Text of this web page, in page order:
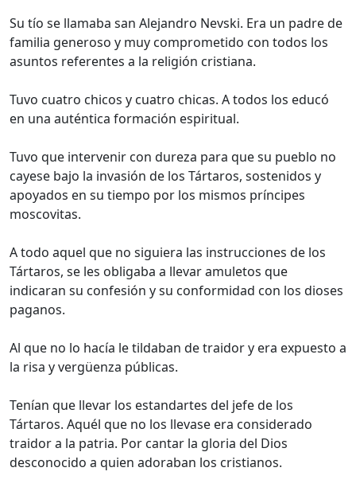
Su tío se llamaba san Alejandro Nevski. Era un padre de
familia generoso y muy comprometido con todos los
asuntos referentes a la religión cristiana.
Tuvo cuatro chicos y cuatro chicas. A todos los educó
en una auténtica formación espiritual.
Tuvo que intervenir con dureza para que su pueblo no
cayese bajo la invasión de los Tártaros, sostenidos y
apoyados en su tiempo por los mismos príncipes
moscovitas.
A todo aquel que no siguiera las instrucciones de los
Tártaros, se les obligaba a llevar amuletos que
indicaran su confesión y su conformidad con los dioses
paganos.
Al que no lo hacía le tildaban de traidor y era expuesto a
la risa y vergüenza públicas.
Tenían que llevar los estandartes del jefe de los
Tártaros. Aquél que no los llevase era considerado
traidor a la patria. Por cantar la gloria del Dios
desconocido a quien adoraban los cristianos.